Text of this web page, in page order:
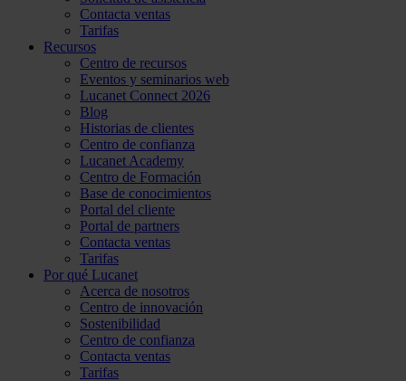
Contacta ventas
Tarifas
Recursos
Centro de recursos
Eventos y seminarios web
Lucanet Connect 2026
Blog
Historias de clientes
Centro de confianza
Lucanet Academy
Centro de Formación
Base de conocimientos
Portal del cliente
Portal de partners
Contacta ventas
Tarifas
Por qué Lucanet
Acerca de nosotros
Centro de innovación
Sostenibilidad
Centro de confianza
Contacta ventas
Tarifas